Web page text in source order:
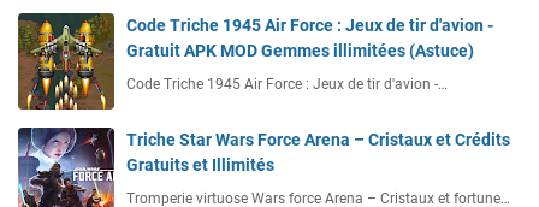
Code Triche 1945 Air Force : Jeux de tir d'avion -
Gratuit APK MOD Gemmes illimitées (Astuce)
Code Triche 1945 Air Force : Jeux de tir d'avion -…
Triche Star Wars Force Arena – Cristaux et Crédits
Gratuits et Illimités
Tromperie virtuose Wars force Arena – Cristaux et fortune…